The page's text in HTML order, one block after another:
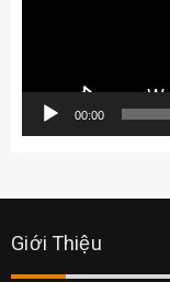
00:00
Giới Thiệu